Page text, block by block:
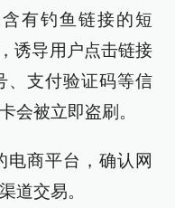
有钓鱼链接的短
诱导用户点击链接
、支付验证码等信
会被立即盗刷。
电商平台，确认网
道交易。